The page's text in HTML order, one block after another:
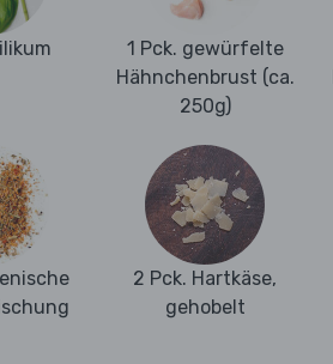
1 Pck. gewürfelte
Hähnchenbrust (ca.
250g)
2 Pck. Hartkäse,
gehobelt